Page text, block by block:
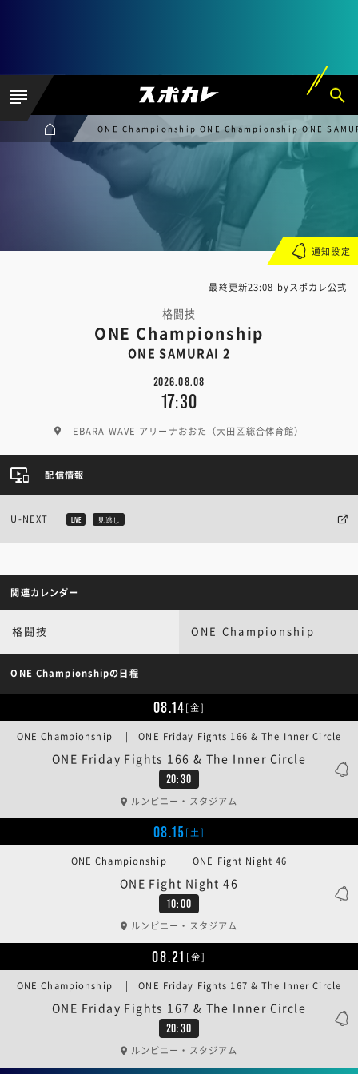
ONE Championship ONE Championship ONE
最終更新23:08 byスポカレ公式
格闘技
ONE Championship
ONE SAMURAI 2
2026.08.08
17:30
EBARA WAVE アリーナおおた（大田区総合体育館）
通知設定
配信情報
U-NEXT LIVE 見逃し
関連カレンダー
格闘技 ONE Championship
ONE Championshipの日程
08.14[金]
20:30
ONE Friday Fights 166 & The Inner Circle
ONE Championship | ONE Friday Fights 166 & The Inner Circle
ルンピニー・スタジアム
08.15[土]
10:00
ONE Fight Night 46
ONE Championship | ONE Fight Night 46
ルンピニー・スタジアム
08.21 [金]
20:30
ONE Friday Fights 167 & The Inner Circle
ONE Championship | ONE Friday Fights 167 & The Inner Circle
ルンピニー・スタジアム